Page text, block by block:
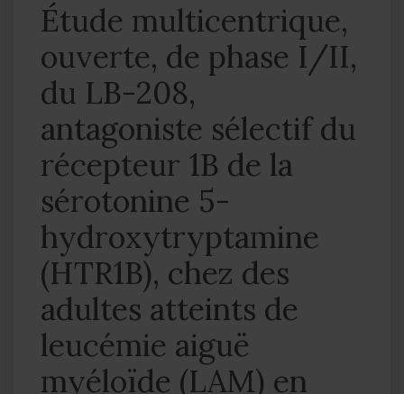
Étude multicentrique,
ouverte, de phase I/II,
du LB-208,
antagoniste sélectif du
récepteur 1B de la
sérotonine 5-
hydroxytryptamine
(HTR1B), chez des
adultes atteints de
leucémie aiguë
myéloïde (LAM) en